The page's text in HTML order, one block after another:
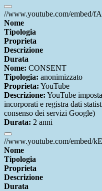
//www.youtube.com/embed/
Nome
Tipologia
Proprieta
Descrizione
Durata
Nome: CONSENT
Tipologia: anonimizzato
Proprieta: YouTube
Descrizione: YouTube
incorporati e registra dati
consenso dei servizi Google)
Durata: 2 anni
//www.youtube.com/embed/
Nome
Tipologia
Proprieta
Descrizione
Durata